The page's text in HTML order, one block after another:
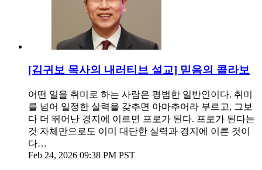
[김귀보 목사의 내러티브 설교] 믿음의 콜라보
어떤 일을 취미로 하는 사람은 평범한 일반인이다. 취미
를 넘어 일정한 실력을 갖추면 아마추어라 부르고, 그보
다 더 뛰어난 경지에 이르면 프로가 된다. 프로가 된다는
것 자체만으로도 이미 대단한 실력과 경지에 이른 것이
다…
Feb 24, 2026 09:38 PM PST